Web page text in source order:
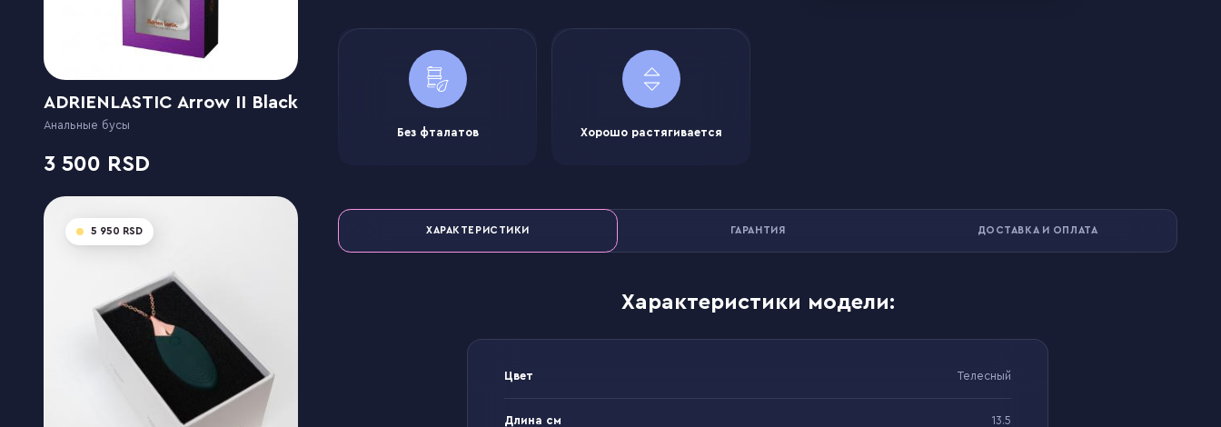
ADRIENLASTIC Arrow II Black
Анальные бусы
3 500
5 950
Без фталатов Хорошо растягивается
ХАРАКТЕРИСТИКИ ГАРАНТИЯ ДОСТАВКА И ОПЛАТА
Характеристики модели:
Цвет Телесный
Длина см 13.5